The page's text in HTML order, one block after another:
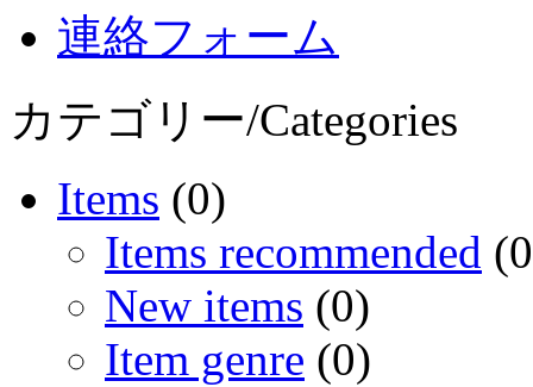
連絡フォーム
カテゴリー/Categories
Items (0)
Items recommended
New items (0)
Item genre (0)